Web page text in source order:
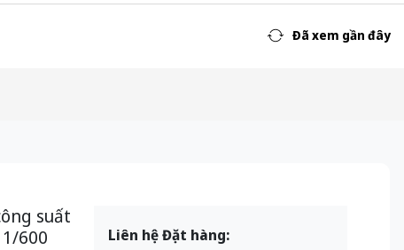
Đã xem gần đây
suất
600
Liên hệ Đặt hàng: